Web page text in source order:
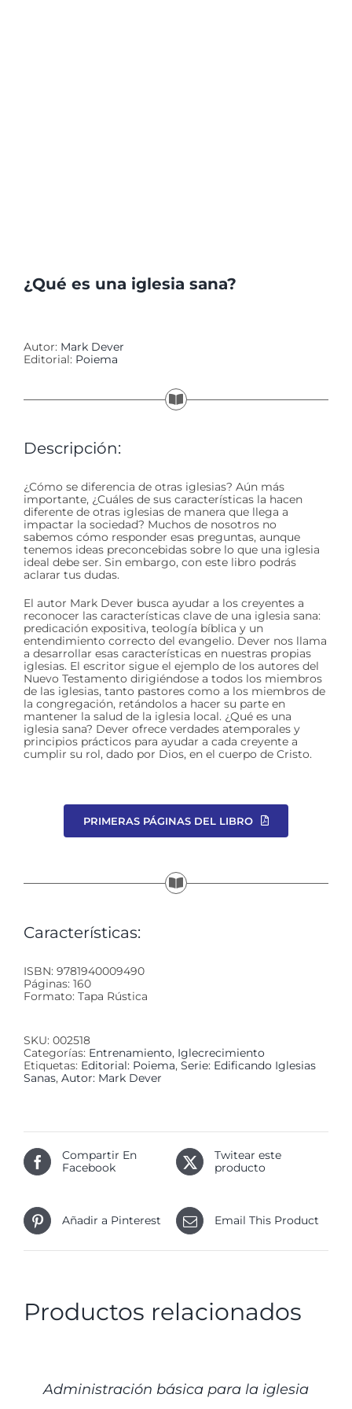
¿Qué es una iglesia sana?
Autor: Mark Dever
Editorial: Poiema
Descripción:
​​​¿Cómo se diferencia de otras iglesias? Aún más
importante, ¿Cuáles de sus características la hacen
diferente de otras iglesias de manera que llega a
impactar la sociedad? Muchos de nosotros no
sabemos cómo responder esas preguntas, aunque
tenemos ideas preconcebidas sobre lo que una iglesia
ideal debe ser. Sin embargo, con este libro podrás
aclarar tus dudas.
El autor Mark Dever busca ayudar a los creyentes a
reconocer las características clave de una iglesia sana:
predicación expositiva, teología bíblica y un
entendimiento correcto del evangelio. Dever nos llama
a desarrollar esas características en nuestras propias
iglesias. El escritor sigue el ejemplo de los autores del
Nuevo Testamento dirigiéndose a todos los miembros
de las iglesias, tanto pastores como a los miembros de
la congregación, retándolos a hacer su parte en
mantener la salud de la iglesia local. ¿Qué es una
iglesia sana? Dever ofrece verdades atemporales y
principios prácticos para ayudar a cada creyente a
cumplir su rol, dado por Dios, en el cuerpo de Cristo.
PRIMERAS PÁGINAS DEL LIBRO
Características:
ISBN: 9781940009490
Páginas: 160
Formato: Tapa Rústica
SKU: 002518
Categorías: Entrenamiento, Iglecrecimiento
Etiquetas: Editorial: Poiema, Serie: Edificando Iglesias
Sanas, Autor: Mark Dever
Compartir En
Facebook
Twitear este
producto
Añadir a Pinterest Email This Product
Productos relacionados
Administración básica para la iglesia